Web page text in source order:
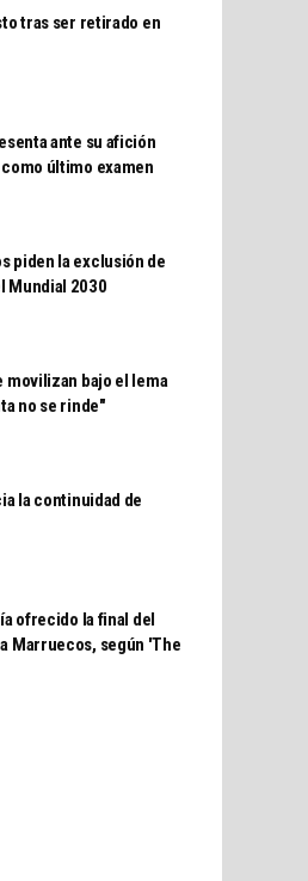
tras ser retirado en
ante su afición
último examen
piden la exclusión de
Mundial 2030
movilizan bajo el lema
no se rinde"
la continuidad de
ofrecido la final del
Marruecos, según 'The